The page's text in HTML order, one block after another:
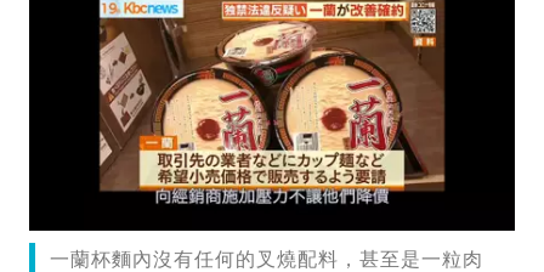
一蘭杯麵內沒有任何的叉燒配料，甚至是一粒肉